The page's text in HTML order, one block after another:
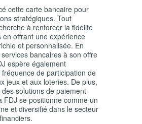
cette carte bancaire pour
stratégiques. Tout
à renforcer la fidélité
en offrant une expérience
et personnalisée. En
bancaires à son offre
espère également
de participation de
jeux et aux loteries. De plus,
solutions de paiement
FDJ se positionne comme un
et diversifié dans le secteur